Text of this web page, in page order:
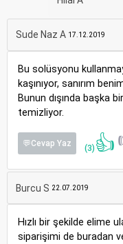
Sude Naz A 17.12.2019
Bu solüsyonu
kaşınıyor, sanırım
Bunun dışında başka
temizliyor.
💬Cevap Yaz (3) 👍
Burcu S 22.07.2019
Hızlı bir şekilde elime
siparişimi de buradan